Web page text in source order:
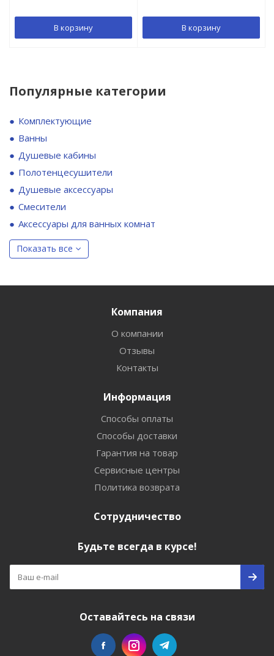
В корзину В корзину
Популярные категории
Комплектующие
Ванны
Душевые кабины
Полотенцесушители
Душевые аксессуары
Смесители
Аксессуары для ванных комнат
Показать все
Компания
О компании
Отзывы
Контакты
Информация
Способы оплаты
Способы доставки
Гарантия на товар
Сервисные центры
Политика возврата
Сотрудничество
Будьте всегда в курсе!
Оставайтесь на связи